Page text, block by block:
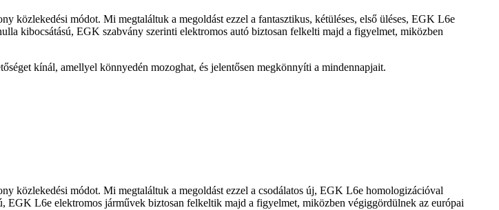
közlekedési módot. Mi megtaláltuk a megoldást ezzel a fantasztikus, kétüléses, első üléses, EGK L6e
kibocsátású, EGK szabvány szerinti elektromos autó biztosan felkelti majd a figyelmet, miközben
kínál, amellyel könnyedén mozoghat, és jelentősen megkönnyíti a mindennapjait.
közlekedési módot. Mi megtaláltuk a megoldást ezzel a csodálatos új, EGK L6e homologizációval
EGK L6e elektromos járművek biztosan felkeltik majd a figyelmet, miközben végiggördülnek az európai